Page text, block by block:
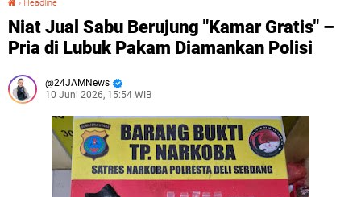
› Headline
Niat Jual Sabu Berujung "Kamar Gratis" –
Pria di Lubuk Pakam Diamankan Polisi
24JAMNews
10 Juni 2026, 15:54 WIB